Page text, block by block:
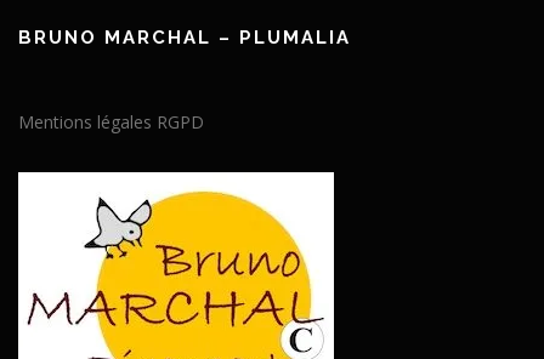
BRUNO MARCHAL – PLUMALIA
Mentions légales RGPD